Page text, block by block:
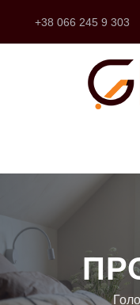
+38 066 245 9 303